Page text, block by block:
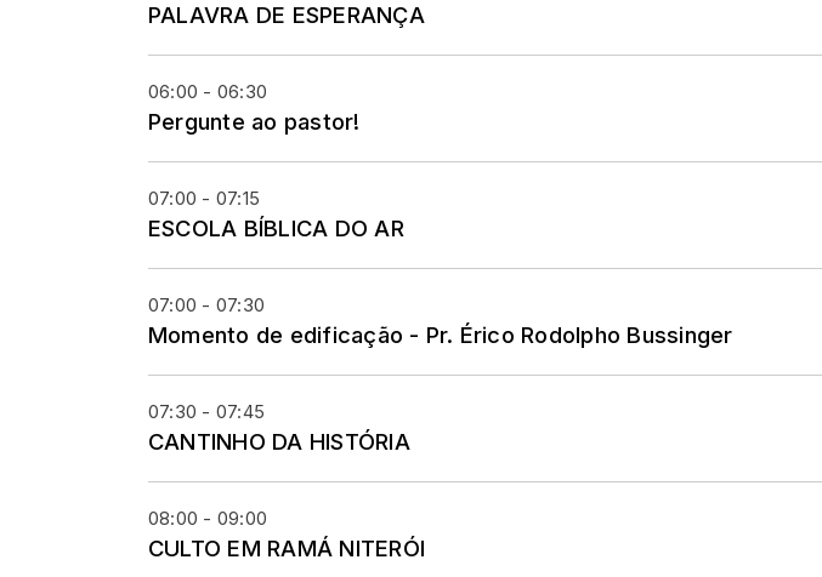
PALAVRA DE ESPERANÇA
06:00 - 06:30
Pergunte ao pastor!
07:00 - 07:15
ESCOLA BÍBLICA DO AR
07:00 - 07:30
Momento de edificação - Pr. Érico Rodolpho Bussinger
07:30 - 07:45
CANTINHO DA HISTÓRIA
08:00 - 09:00
CULTO EM RAMÁ NITERÓI